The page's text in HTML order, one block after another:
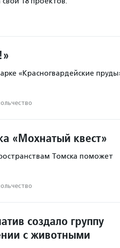
«Красногвардейские
«Мохнатый квест»
Томска поможет
создало группу
с животными